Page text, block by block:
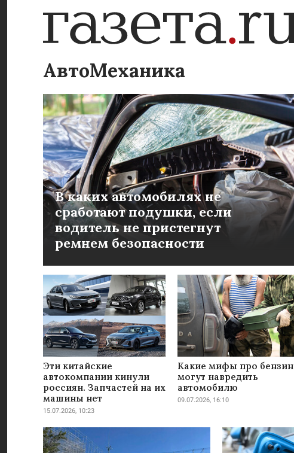
АвтоМеханика
В каких автомобилях не
сработают подушки, если
водитель не пристегнут
ремнем безопасности
Эти китайские
автокомпании кинули
россиян. Запчастей на их
машины нет
15.07.2026, 10:23
Какие мифы про бензин
могут навредить
автомобилю
09.07.2026, 16:10